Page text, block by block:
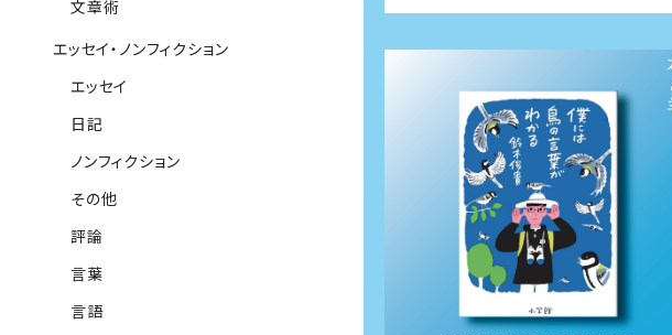
文章術
エッセイ・ノンフィクション
エッセイ
日記
ノンフィクション
その他
評論
言葉
言語